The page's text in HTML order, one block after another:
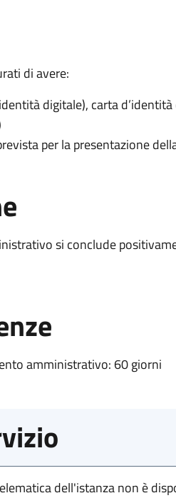
di avere:
digitale), carta
per la presentazione
si conclude
amministrativo: 60 giorni
dell'istanza non è